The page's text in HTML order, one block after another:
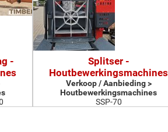
-
Splitser -
Houtbewerkingsmachines
Verkoop / Aanbieding >
Houtbewerkingsmachines
SSP-70